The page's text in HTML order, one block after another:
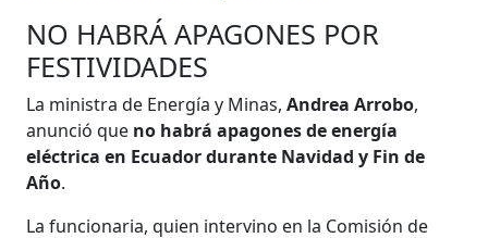
NO HABRÁ APAGONES POR
FESTIVIDADES
La ministra de Energía y Minas,Andrea Arrobo,
anunció que no habrá apagones de energía
eléctrica en Ecuador durante Navidad y Fin de
Año.
La funcionaria, quien intervino en la Comisión de